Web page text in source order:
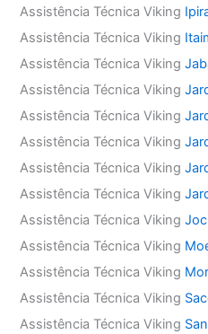
Assistência Técnica Viking
Assistência Técnica Viking
Assistência Técnica Viking
Assistência Técnica Viking
Assistência Técnica Viking
Assistência Técnica Viking
Assistência Técnica Viking
Assistência Técnica Viking
Assistência Técnica Viking
Assistência Técnica Viking
Assistência Técnica Viking
Assistência Técnica Viking
Assistência Técnica Viking